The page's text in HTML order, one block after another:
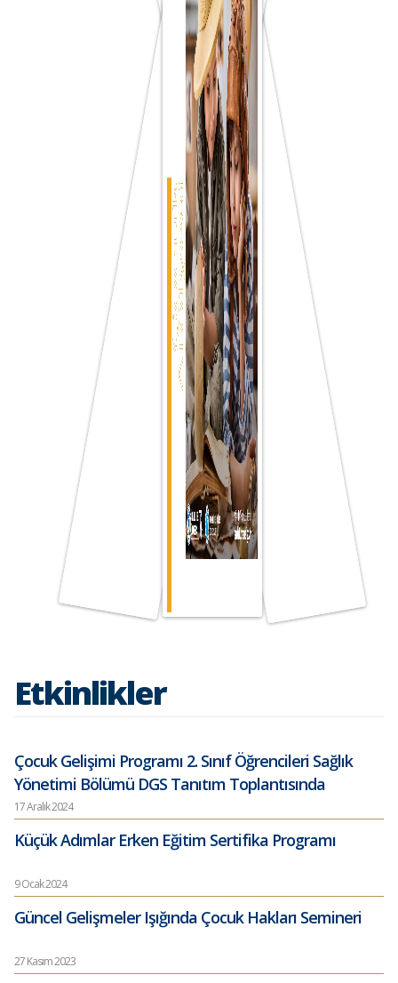
Etkinlikler
Çocuk Gelişimi Programı 2. Sınıf Öğrencileri Sağlık
Yönetimi Bölümü DGS Tanıtım Toplantısında
17 Aralık 2024
Küçük Adımlar Erken Eğitim Sertifika Programı
9 Ocak 2024
Güncel Gelişmeler Işığında Çocuk Hakları Semineri
27 Kasım 2023